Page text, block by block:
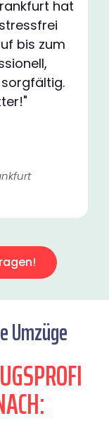
hat
bis zum
Umzüge